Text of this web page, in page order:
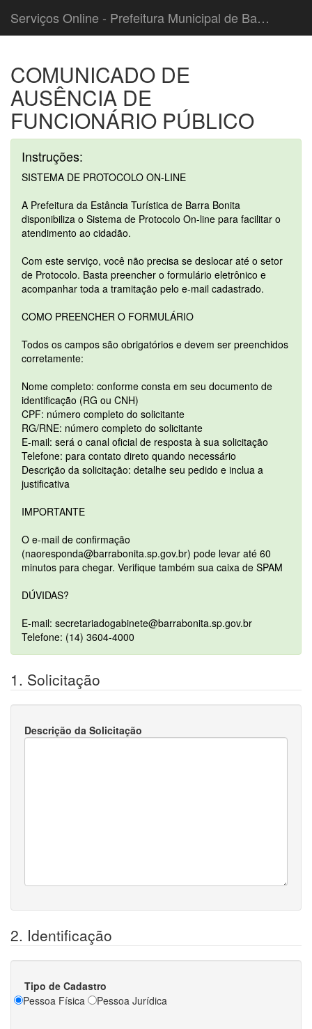
Serviços Online - Prefeitura Municipal de Barra Bonita
COMUNICADO DE
AUSÊNCIA DE
FUNCIONÁRIO PÚBLICO
Instruções:
SISTEMA DE PROTOCOLO ON-LINE
A Prefeitura da Estância Turística de Barra Bonita
disponibiliza o Sistema de Protocolo On-line para facilitar o
atendimento ao cidadão.
Com este serviço, você não precisa se deslocar até o setor
de Protocolo. Basta preencher o formulário eletrônico e
acompanhar toda a tramitação pelo e-mail cadastrado.
COMO PREENCHER O FORMULÁRIO
Todos os campos são obrigatórios e devem ser preenchidos
corretamente:
Nome completo: conforme consta em seu documento de
identificação (RG ou CNH)
CPF: número completo do solicitante
RG/RNE: número completo do solicitante
E-mail: será o canal oficial de resposta à sua solicitação
Telefone: para contato direto quando necessário
Descrição da solicitação: detalhe seu pedido e inclua a
justificativa
IMPORTANTE
O e-mail de confirmação
(naoresponda@barrabonita.sp.gov.br) pode levar até 60
minutos para chegar. Verifique também sua caixa de SPAM
DÚVIDAS?
E-mail: secretariadogabinete@barrabonita.sp.gov.br
Telefone: (14) 3604-4000
1. Solicitação
Descrição da Solicitação
2. Identificação
Tipo de Cadastro
Pessoa Física
Pessoa Jurídica